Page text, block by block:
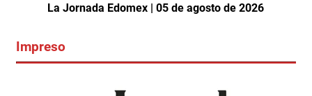
La Jornada Edomex | 05 de agosto de 2026
Impreso